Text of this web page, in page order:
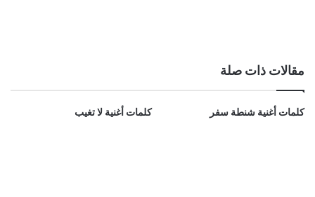
مقالات ذات صلة
كلمات أغنية شنطة سفر كلمات أغنية لا تغيب